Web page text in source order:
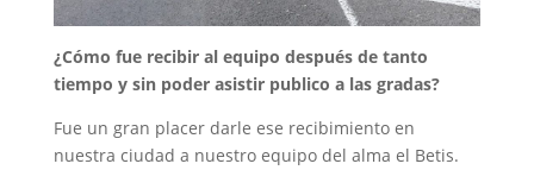
¿Cómo fue recibir al equipo después de tanto
tiempo y sin poder asistir publico a las gradas?
Fue un gran placer darle ese recibimiento en
nuestra ciudad a nuestro equipo del alma el Betis.